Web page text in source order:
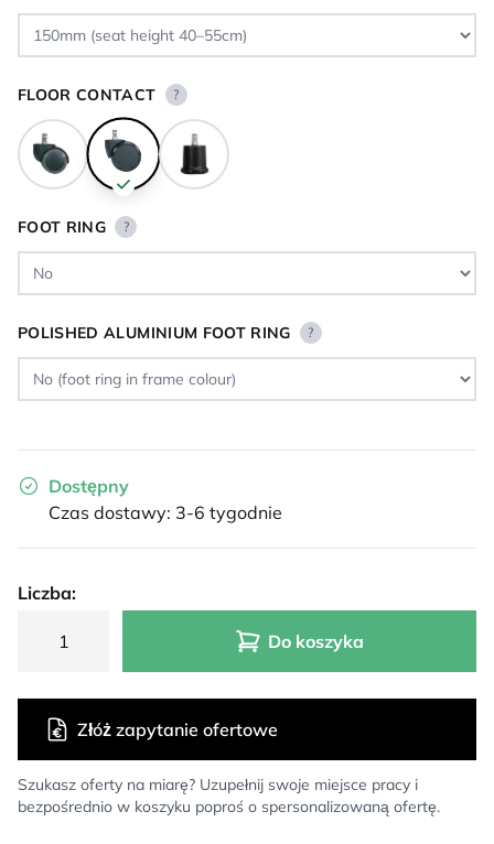
FLOOR CONTACT ?
FOOT RING ?
POLISHED ALUMINIUM FOOT RING ?
Dostępny
Czas dostawy: 3-6 tygodnie
Liczba:
Do koszyka
Szukasz oferty na miarę? Uzupełnij swoje miejsce pracy i
bezpośrednio w koszyku poproś o spersonalizowaną ofertę.
Złóż zapytanie ofertowe